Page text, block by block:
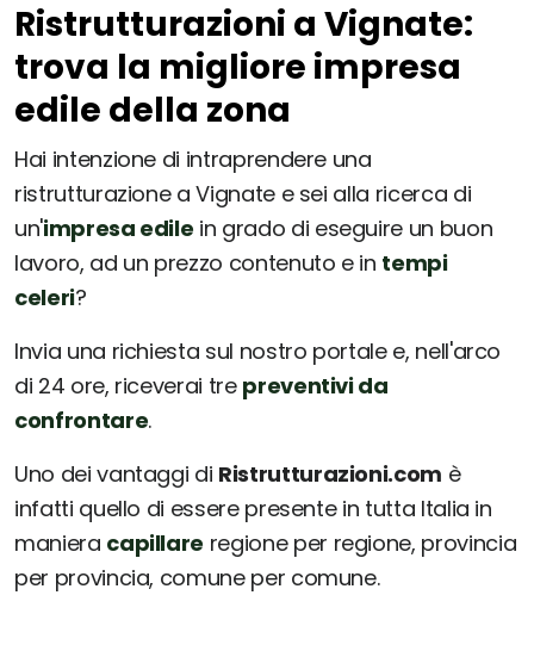
Ristrutturazioni a Vignate:
trova la migliore impresa
edile della zona
Hai intenzione di intraprendere una
ristrutturazione a Vignate e sei alla ricerca di
un'impresa edile in grado di eseguire un buon
lavoro, ad un prezzo contenuto e in tempi
celeri?
Invia una richiesta sul nostro portale e, nell'arco
di 24 ore, riceverai tre preventivi da
confrontare.
Uno dei vantaggi di Ristrutturazioni.com è
infatti quello di essere presente in tutta Italia in
maniera capillare regione per regione, provincia
per provincia, comune per comune.